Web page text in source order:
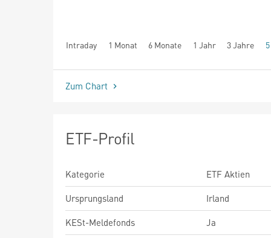
Intraday 1 Monat 6 Monate 1 Jahr 3 Jahre
seit Beginn
Zum Chart
ETF-Profil
Kategorie
ETF Aktien
Ursprungsland
Irland
KESt-Meldefonds
Ja